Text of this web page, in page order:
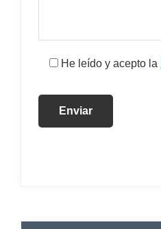
He leído y acepto la